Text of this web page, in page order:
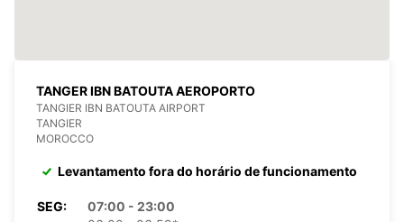
TANGER IBN BATOUTA AEROPORTO
TANGIER IBN BATOUTA AIRPORT
TANGIER
MOROCCO
Levantamento fora do horário de funcionamento
SEG:
07:00 - 23:00